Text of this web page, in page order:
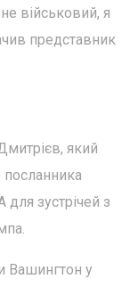
військовий, я
представник
який
посланника
зустрічей з
Вашингтон у